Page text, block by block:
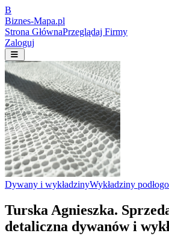
B
Biznes-Mapa.pl
Strona GłównaPrzeglądaj Firmy
Zaloguj
Dywany i wykładzinyWykładziny
Turska Agnieszka.
detaliczna dywanów i